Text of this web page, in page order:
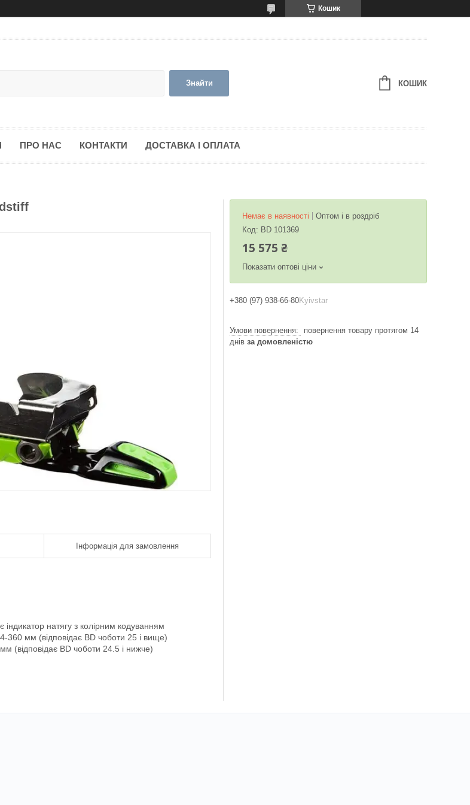
Кошик
Знайти КОШИК
ПРО НАС КОНТАКТИ ДОСТАВКА І ОПЛАТА
Інформація для замовлення
натягу з колірним кодуванням
360 мм (відповідає BD чоботи 25 і вище)
(відповідає BD чоботи 24.5 і нижче)
Немає в наявності
Оптом і в роздріб
Код: BD 101369
15 575 ₴
Показати оптові ціни
+380 (97) 938-66-80Kyivstar
повернення товару протягом 14
днів за домовленістю